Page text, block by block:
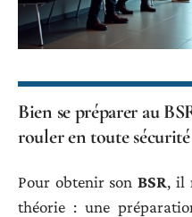
Bien se préparer au
rouler en toute sécurité
Pour obtenir sonBSR, il
théorie : une